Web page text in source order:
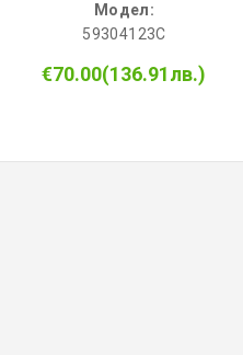
Модел:
59304123C
€70.00(136.91лв.)